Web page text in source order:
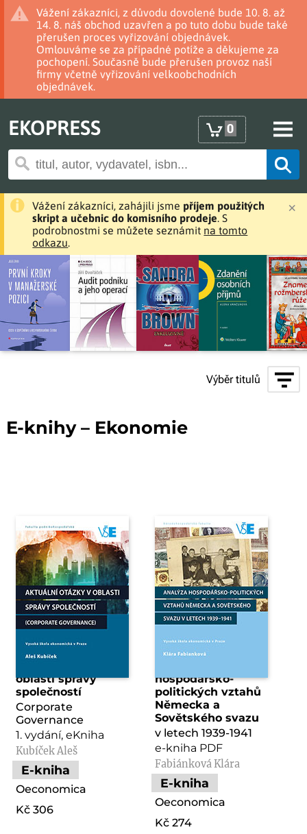
Vážení zákazníci, z důvodu dovolené bude 10. 8. až
14. 8. náš obchod uzavřen a po tuto dobu bude také
přerušen proces vyřizování objednávek.
Omlouváme se za případné potíže a děkujeme za
pochopení. Současně bude přerušen provoz naší
firmy včetně vyřizování velkoobchodních
objednávek.
EKOPRESS 0
Vážení zákazníci, zahájili jsme příjem použitých
skript a učebnic do komisního prodeje. S
podrobnostmi se můžete seznámit na tomto
odkazu.
×
Výběr titulů
E-knihy – Ekonomie
oblasti správy
společností
Corporate
Governance
1. vydání, eKniha
Kubíček Aleš
E-kniha
Oeconomica
Kč 306
hospodářsko-
politických vztahů
Německa a
Sovětského svazu
v letech 1939-1941
e-kniha PDF
Fabiánková Klára
E-kniha
Oeconomica
Kč 274